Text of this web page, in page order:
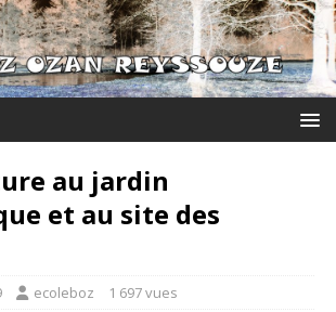
au jardin
et au site des
ecoleboz 1 697 vues